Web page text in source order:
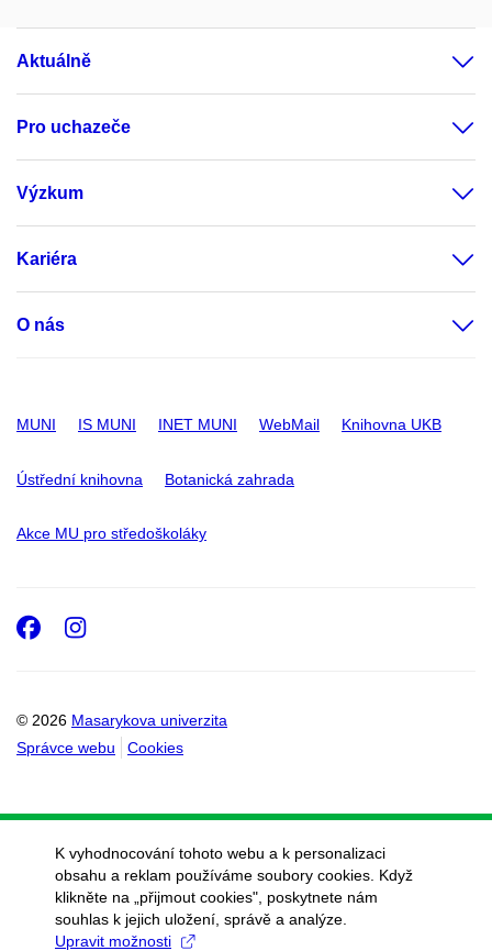
Aktuálně
Pro uchazeče
Výzkum
Kariéra
O nás
MUNI IS MUNI INET MUNI WebMail Knihovna UKB
Ústřední knihovna Botanická zahrada
Akce MU pro středoškoláky
© 2026 Masarykova univerzita
Správce webu
Cookies
Facebook
Instagram
K vyhodnocování tohoto webu a k personalizaci
obsahu a reklam používáme soubory cookies. Když
klikněte na „přijmout cookies", poskytnete nám
souhlas k jejich uložení, správě a analýze.
Upravit možnosti